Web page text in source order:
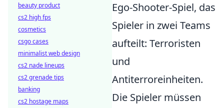
Ego-Shooter-Spiel, das
Spieler in zwei Teams
aufteilt: Terroristen
und
Antiterroreinheiten.
Die Spieler müssen
beauty product
cs2 high fps
cosmetics
csgo cases
minimalist web design
cs2 nade lineups
cs2 grenade tips
banking
cs2 hostage maps